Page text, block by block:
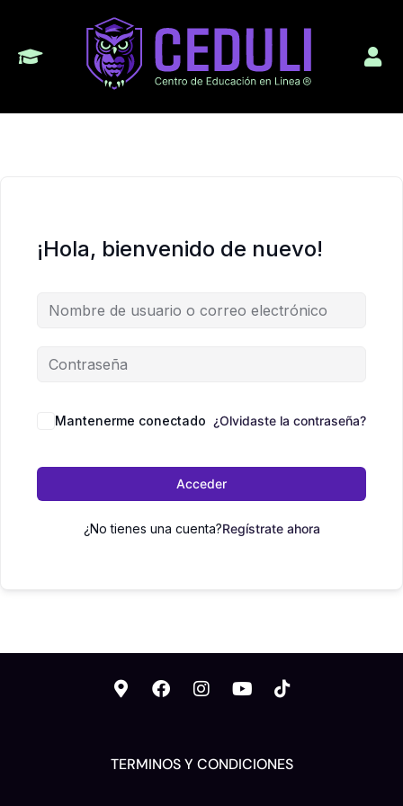
¡Hola, bienvenido de nuevo!
Mantenerme conectado ¿Olvidaste la contraseña?
Acceder
¿No tienes una cuenta?Regístrate ahora
TERMINOS Y CONDICIONES